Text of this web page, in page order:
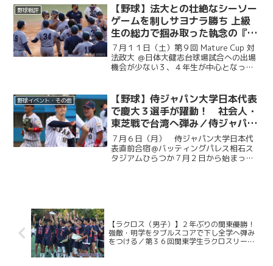
の皆様から、現役選手たちへ温かい祝福
のメッセージをお寄せい...
野球戦評
【野球】法大との壮絶なシーソー
ゲームを制しサヨナラ勝ち 上級
生の総力で掴み取った執念の『一
勝』／第９回MatureCup・法大
戦
７月１１日（土）第９回 Mature Cup 対
法政大 ＠日体大健志台球場試合への出場
機会が少ない３、４年生が中心となって
に２度追い付く粘りを見せると、１点ビ...
野球イベント・その他
【野球】侍ジャパン大学日本代表
で慶大３選手が躍動！ 社会人・
東芝戦で台湾へ弾み／侍ジャパン
大学日本代表直前合宿５日目
７月６日（月） 侍ジャパン大学日本代
表直前合宿＠バッティングパレス相石ス
タジアムひらつか７月２日から始まった
【ラクロス（男子）】２年ぶりの関東優勝！
強敵・明学をタブルスコアで下し全学へ弾み
をつける／第３６回関東学生ラクロスリーグ